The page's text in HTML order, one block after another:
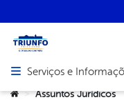
Abrir menu principal
Serviços e
Você está aqui:
> Assuntos Jurídicos